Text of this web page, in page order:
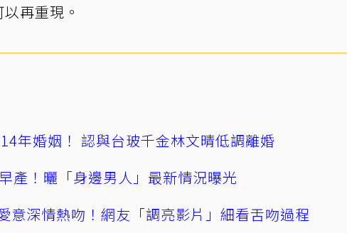
再重現。
年婚姻！ 認與台玻千金林文晴低調離婚
產！曬「身邊男人」最新情況曝光
意深情熱吻！網友「調亮影片」細看舌吻過程